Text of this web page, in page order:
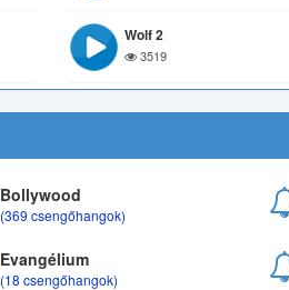
Wolf 2
3519
Bollywood
(369 csengőhangok)
Evangélium
(18 csengőhangok)